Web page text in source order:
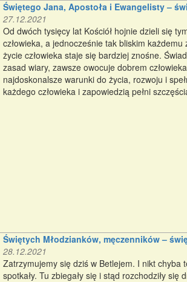
Świętego Jana, Apostoła i Ewangelisty –
27.12.2021
Od dwóch tysięcy lat Kościół hojnie dzieli się
człowieka, a jednocześnie tak bliskim
życie człowieka staje się bardziej znośne.
zasad wiary, zawsze owocuje dobrem
najdoskonalsze warunki do życia, rozwoju i
każdego człowieka i zapowiedzią pełni
Świętych Młodzianków, męczenników –
28.12.2021
Zatrzymujemy się dziś w Betlejem. I nikt chyba
spotkały. Tu zbiegały się i stąd rozchodziły się